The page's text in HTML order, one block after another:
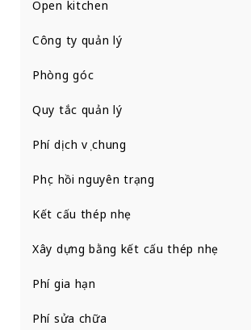
Open kitchen
Công ty quản lý
Phòng góc
Quy tắc quản lý
Phí dịch vụ chung
Phục hồi nguyên trạng
Kết cấu thép nhẹ
Xây dựng bằng kết cấu thép nhẹ
Phí gia hạn
Phí sửa chữa